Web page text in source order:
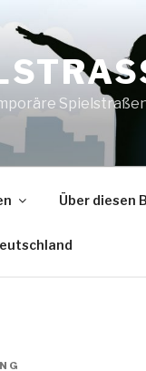
Über diesen